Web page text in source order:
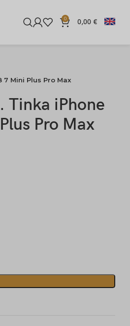
0 0,00 €
7 Mini Plus Pro Max
Tinka iPhone
Pro Max